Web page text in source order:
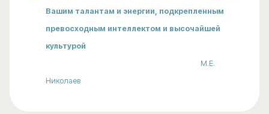
Вашим талантам и энергии, подкрепленным
превосходным интеллектом и высочайшей
культурой
М.Е.
Николаев